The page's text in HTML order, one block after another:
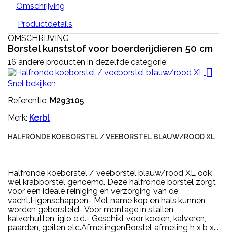
Omschrijving
Productdetails
OMSCHRIJVING
Borstel kunststof voor boerderijdieren 50 cm
16 andere producten in dezelfde categorie:

Snel bekijken
Referentie: M293105
Merk: Kerbl
HALFRONDE KOEBORSTEL / VEEBORSTEL BLAUW/ROOD XL
Halfronde koeborstel / veeborstel blauw/rood XL ook
wel krabborstel genoemd. Deze halfronde borstel zorgt
voor een ideale reiniging en verzorging van de
vacht.Eigenschappen- Met name kop en hals kunnen
worden geborsteld- Voor montage in stallen,
kalverhutten, iglo e.d.- Geschikt voor koeien, kalveren,
paarden, geiten etc.AfmetingenBorstel afmeting h x b x...